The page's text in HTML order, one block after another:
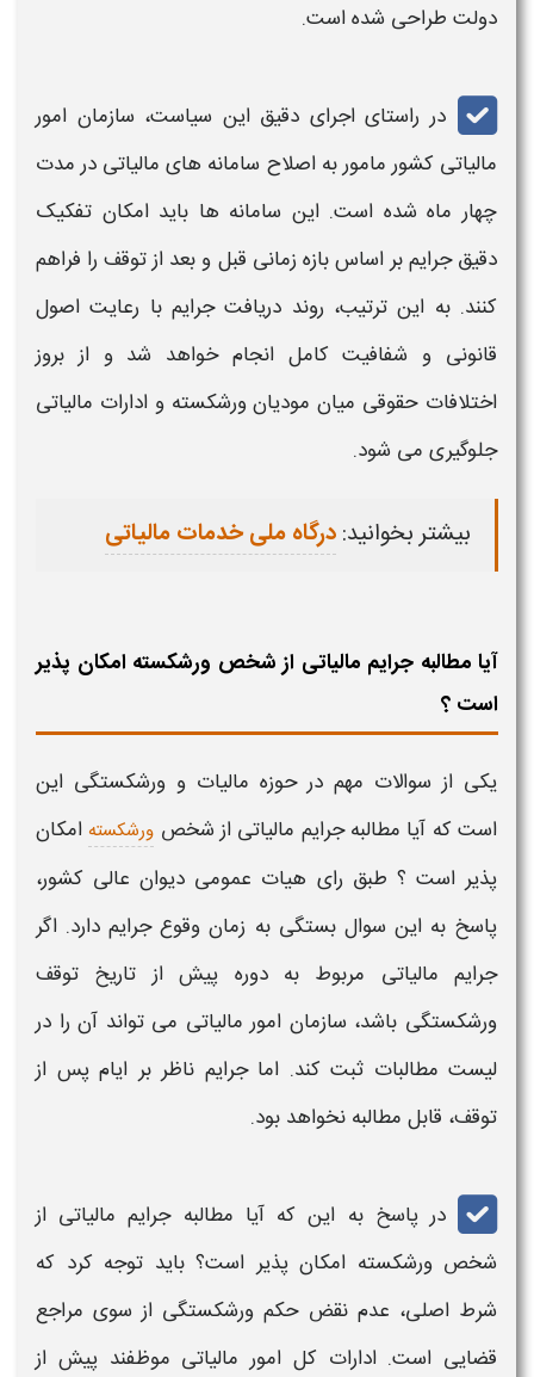
دولت طراحی شده است.
در راستای اجرای دقیق این سیاست، سازمان امور
مالیاتی کشور مامور به اصلاح سامانه های مالیاتی در مدت
چهار ماه شده است. این سامانه ها باید امکان تفکیک
دقیق جرایم بر اساس بازه زمانی قبل و بعد از توقف را فراهم
کنند. به این ترتیب، روند دریافت جرایم با رعایت اصول
قانونی و شفافیت کامل انجام خواهد شد و از بروز
اختلافات حقوقی میان مودیان ورشکسته و ادارات مالیاتی
جلوگیری می شود.
بیشتر بخوانید:درگاه ملی خدمات مالیاتی
آیا مطالبه جرایم مالیاتی از شخص ورشکسته امکان پذیر
است ؟
یکی از سوالات مهم در حوزه مالیات و ورشکستگی این
است که آیا مطالبه جرایم مالیاتی از شخص ورشکستهامکان
پذیر است ؟ طبق رای هیات عمومی دیوان عالی کشور،
پاسخ به این سوال بستگی به زمان وقوع جرایم دارد. اگر
جرایم مالیاتی مربوط به دوره پیش از تاریخ توقف
ورشکستگی باشد، سازمان امور مالیاتی می‌ تواند آن را در
لیست مطالبات ثبت کند. اما جرایم ناظر بر ایام پس از
توقف، قابل مطالبه نخواهد بود.
در پاسخ به این کهآیا مطالبه جرایم مالیاتی از
شخص ورشکسته امکان پذیر است؟ باید توجه کرد که
شرط اصلی، عدم نقض حکم ورشکستگی از سوی مراجع
قضایی است. ادارات کل امور مالیاتی موظفند پیش از